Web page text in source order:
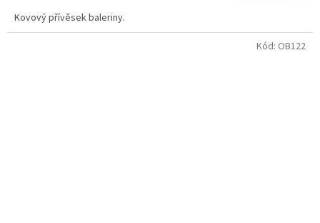
Kovový přívěsek baleriny.
Kód: OB122